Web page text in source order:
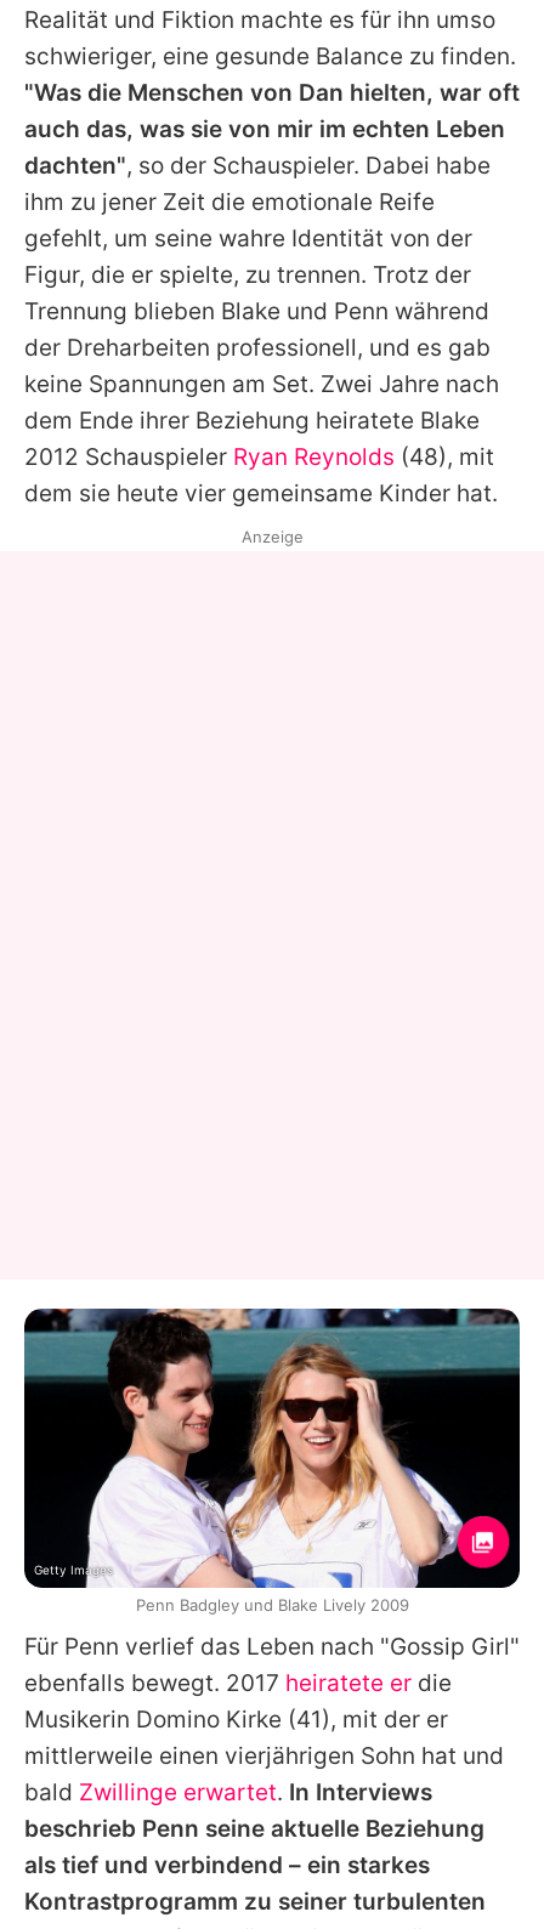
Realität und Fiktion machte es für ihn umso
schwieriger, eine gesunde Balance zu finden.
"Was die Menschen von Dan hielten, war oft
auch das, was sie von mir im echten Leben
dachten", so der Schauspieler. Dabei habe
ihm zu jener Zeit die emotionale Reife
gefehlt, um seine wahre Identität von der
Figur, die er spielte, zu trennen. Trotz der
Trennung blieben Blake und Penn während
der Dreharbeiten professionell, und es gab
keine Spannungen am Set. Zwei Jahre nach
dem Ende ihrer Beziehung heiratete Blake
2012 Schauspieler Ryan Reynolds (48), mit
dem sie heute vier gemeinsame Kinder hat.
Für Penn verlief das Leben nach "Gossip Girl"
ebenfalls bewegt. 2017 heiratete er die
Musikerin Domino Kirke (41), mit der er
mittlerweile einen vierjährigen Sohn hat und
bald Zwillinge erwartet. In Interviews
beschrieb Penn seine aktuelle Beziehung
als tief und verbindend – ein starkes
Kontrastprogramm zu seiner turbulenten
Anzeige
Getty Images
Penn Badgley und Blake Lively 2009